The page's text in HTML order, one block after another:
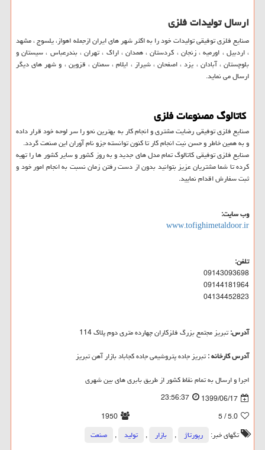
ارسال تولیدات فلزی
صنایع فلزی توفیقی تولیدات خود را به اکثر شهر های ایران ازجمله اهواز، یلسوج ، مشهد
، اردبیل ، اورمیه ، زنجان ، کردستان ، همدان ، اراک ، تهران ، بندرعباس ، سیستان و
بلوچستان ، آبادان ، یزد ، اصفحان ، شیراز ، ایلام ، سمنان ، قزوین ، و شهر های دیگر
ارسال می نماید.
کاتالوگ مصنوعات فلزی
صنایع فلزی توفیقی رضایت مشتری و انجام کار به بهترین نحو را سر لوحه خود قرار داده
و به همین خاطر و حسن نیت انجام کار تا کنون توانسته جزو نام آوران این صنعت گردد.
صنایع فلزی توفیقی کاتالوگ تمام مدل های جدید و به روز کشور و سایر کشور ها را تهیه
کرده تا شما مشتریان عزیز بتوانید بدون از دست رفتن زمان نسبت به انجام امور خود و
ثبت سفارش اقدام نمایید.
وب سایت:
www.tofighimetaldoor.ir
تلفن:
09143093698
09144181964
04134452823
آدرس:تبریز مجتمع بزرگ فلزکاران چهارده متری دوم پلاک 114
آدرس کارخانه :تبریز جاده پتروشیمی جاده کجاباد بازار آهن تبریز
اجرا و ارسال به تمام نقاط کشور از طریق بابری های بین شهری
1399/06/17
23:56:37
5.0
/ 5
1950
تگهای خبر:
رپورتاژ , بازار , تولید ,
صنعت